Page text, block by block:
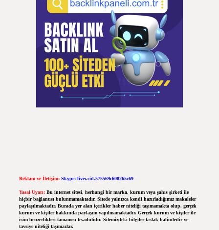
Reklam ve İletişim: Skype: live:.cid.575569c608265c69
Yasal Uyarı: Bu internet sitesi, herhangi bir marka, kurum veya şahıs şirketi ile
hiçbir bağlantısı bulunmamaktadır. Sitede yalnızca kendi hazırladığımız makaleler
paylaşılmaktadır. Burada yer alan içerikler haber niteliği taşımamakta olup, gerçek
kurum ve kişiler hakkında paylaşım yapılmamaktadır. Gerçek kurum ve kişiler ile
isim benzerlikleri tamamen tesadüfidir. Sitemizdeki bilgiler taslak halindedir ve
tavsiye niteliği taşımazlar.